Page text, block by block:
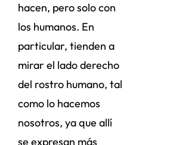
hacen, pero solo con
los humanos. En
particular, tienden a
mirar el lado derecho
del rostro humano, tal
como lo hacemos
nosotros, ya que allí
se expresan más